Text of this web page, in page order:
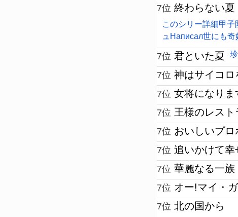
7位 終わらない夏
このシリー詳細甲
ュНаписал世にも奇
7位 君といた夏
7位 神はサイコロ
7位 女将になりま
7位 王様のレスト
7位 おいしいプロ
7位 追いかけて幸
7位 華麗なる一族
7位 オー!マイ・
7位 北の国から